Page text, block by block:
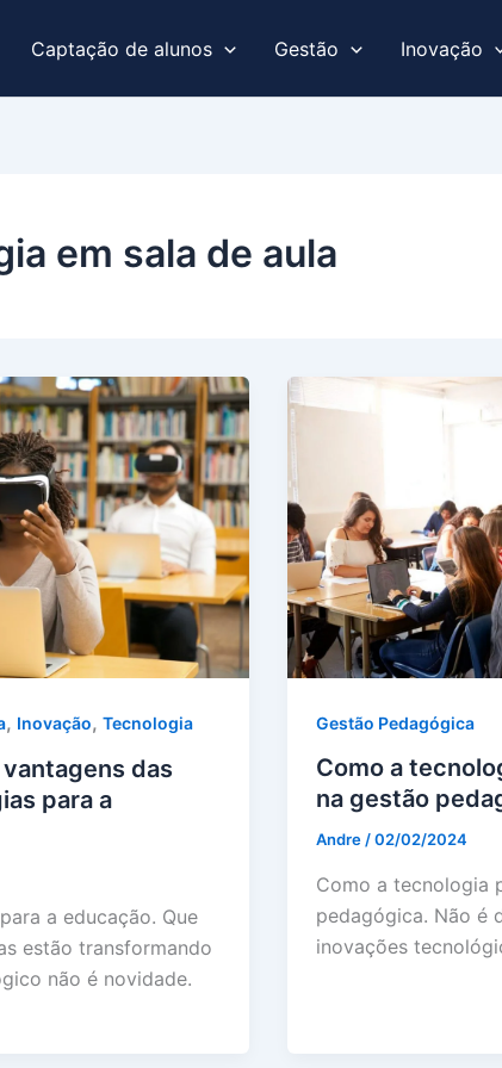
Captação de alunos Gestão Inovação
em sala de aula
, Inovação, Tecnologia
das
para a
a educação. Que
estão transformando
não é novidade.
Gestão Pedagógica
Como a
na gestão
Andre/02/02/2024
Como a tecnologia
pedagógica. Não é
inovações